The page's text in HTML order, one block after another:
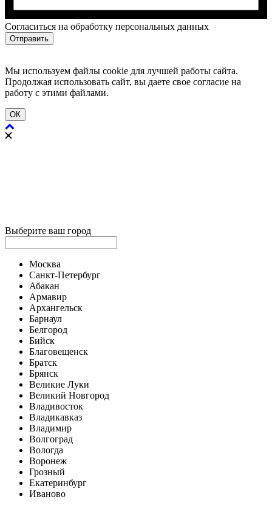
Cогласиться на обработку персональных данных
Отправить
Мы используем файлы cookie для лучшей работы сайта.
Продолжая использовать сайт, вы даете свое согласие на
работу с этими файлами.
ОК
Выберите ваш город
Москва
Санкт-Петербург
Абакан
Армавир
Архангельск
Барнаул
Белгород
Бийск
Благовещенск
Братск
Брянск
Великие Луки
Великий Новгород
Владивосток
Владикавказ
Владимир
Волгоград
Вологда
Воронеж
Грозный
Екатеринбург
Иваново